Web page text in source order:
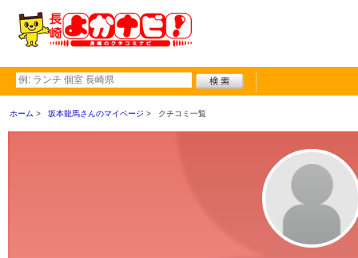
ホーム 坂本龍馬さんのマイページ クチコミ一覧